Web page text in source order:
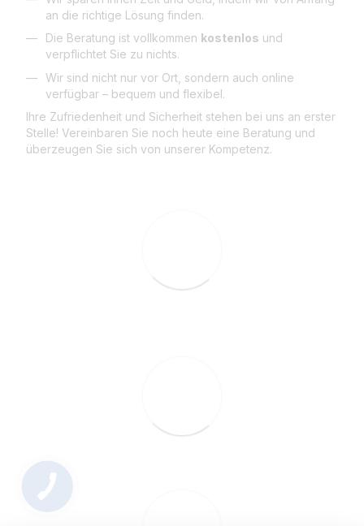
an die richtige Lösung finden.
Die Beratung ist vollkommen kostenlos und
verpflichtet Sie zu nichts.
Wir sind nicht nur vor Ort, sondern auch online
verfügbar – bequem und flexibel.
Ihre Zufriedenheit und Sicherheit stehen bei uns an erster
Stelle! Vereinbaren Sie noch heute eine Beratung und
überzeugen Sie sich von unserer Kompetenz.